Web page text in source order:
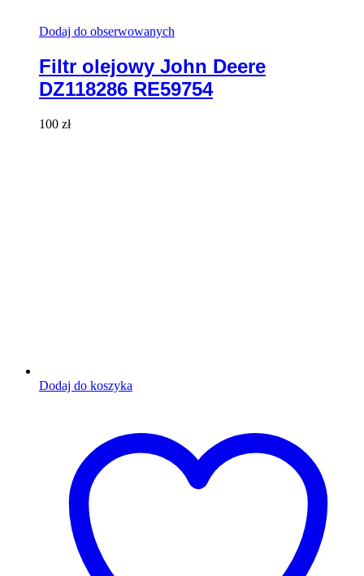
Dodaj do obserwowanych
Filtr olejowy John Deere
DZ118286 RE59754
100 zł
Dodaj do koszyka